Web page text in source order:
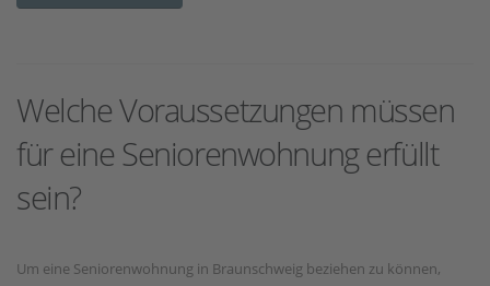
Welche Voraussetzungen müssen
für eine Seniorenwohnung erfüllt
sein?
Um eine Seniorenwohnung in Braunschweig beziehen zu können,